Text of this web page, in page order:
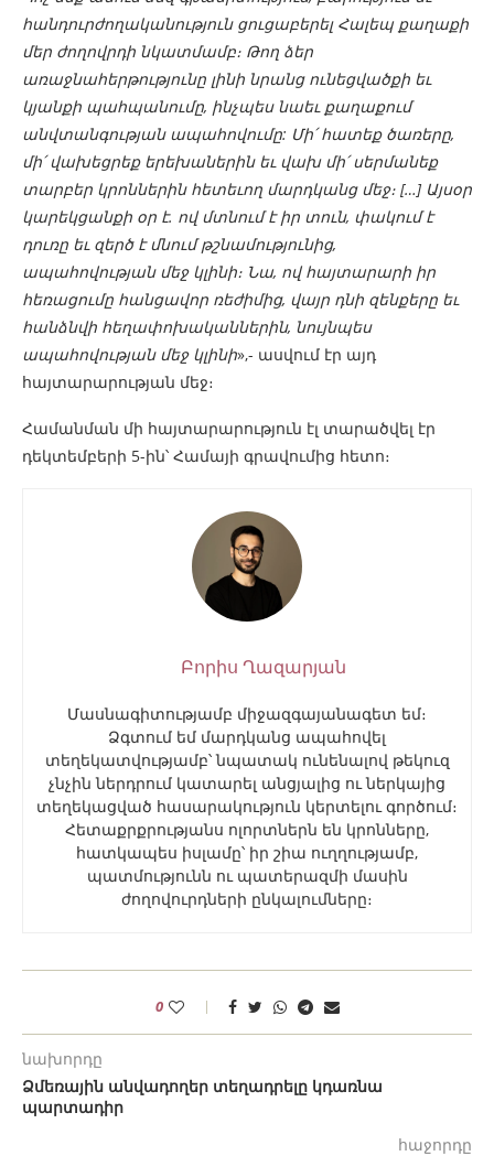
հանդուրժողականություն ցուցաբերել Հալեպ քաղաքի
մեր ժողովրդի նկատմամբ։ Թող ձեր
առաջնահերթությունը լինի նրանց ունեցվածքի եւ
կյանքի պահպանումը, ինչպես նաեւ քաղաքում
անվտանգության ապահովումը: Մի՛ հատեք ծառերը,
մի՛ վախեցրեք երեխաներին եւ վախ մի՛ սերմանեք
տարբեր կրոններին հետեւող մարդկանց մեջ։ […] Այսօր
կարեկցանքի օր է. ով մտնում է իր տուն, փակում է
դուռը եւ զերծ է մնում թշնամությունից,
ապահովության մեջ կլինի։ Նա, ով հայտարարի իր
հեռացումը հանցավոր ռեժիմից, վայր դնի զենքերը եւ
հանձնվի հեղափոխականներին, նույնպես
ապահովության մեջ կլինի»,- ասվում էր այդ
հայտարարության մեջ։
Համանման մի հայտարարություն էլ տարածվել էր
դեկտեմբերի 5-ին՝ Համայի գրավումից հետո։
Բորիս Ղազարյան
Մասնագիտությամբ միջազգայանագետ եմ։
Ձգտում եմ մարդկանց ապահովել
տեղեկատվությամբ՝ նպատակ ունենալով թեկուզ
չնչին ներդրում կատարել անցյալից ու ներկայից
տեղեկացված հասարակություն կերտելու գործում։
Հետաքրքրությանս ոլորտներն են կրոնները,
հատկապես իսլամը՝ իր շիա ուղղությամբ,
պատմությունն ու պատերազմի մասին
ժողովուրդների ընկալումները։
0
նախորդը
Ձմեռային անվադողեր տեղադրելը կդառնա
պարտադիր
հաջորդը